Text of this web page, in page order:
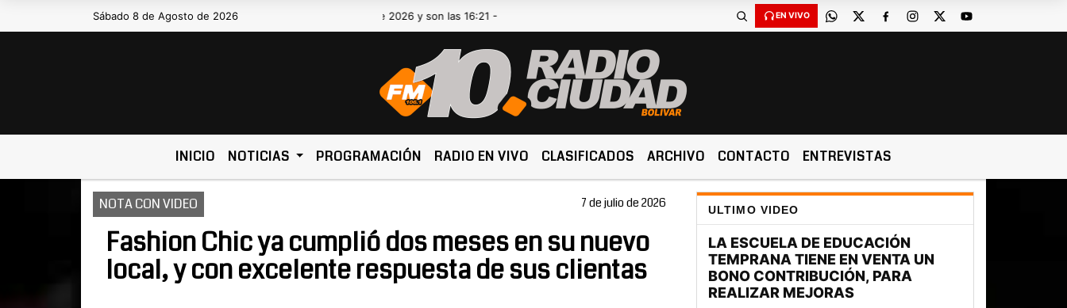
Sábado 8 de Agosto de 2026Hoy es Sábado 8 de Agosto de 2026 y son las 16:21 - EN VIVO
INICIO NOTICIAS PROGRAMACIÓN RADIO EN VIVO CLASIFICADOS ARCHIVO CONTACTO ENTREVISTAS
NOTA CON VIDEO 7 de julio de 2026
Fashion Chic ya cumplió dos meses en su nuevo
local, y con excelente respuesta de sus clientas
ULTIMO VIDEO